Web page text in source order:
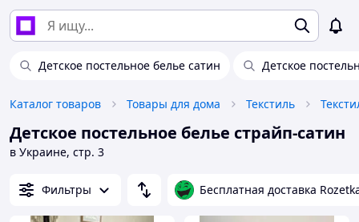
Детское постельное белье сатин Детское
Каталог товаров Товары для дома Текстиль
Детское постельное белье страйп-сатин
в Украине, стр. 3
Фильтры Бесплатная доставка